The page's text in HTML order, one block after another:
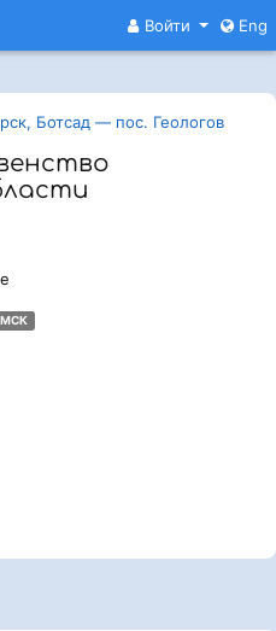
Войти Eng
Ботсад — пос. Геологов
МСК